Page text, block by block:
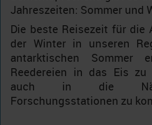
Jahreszeiten: Sommer und
Die beste Reisezeit für die
der Winter in unseren
antarktischen Sommer
Reedereien in das Eis zu
auch in die
Forschungsstationen zu